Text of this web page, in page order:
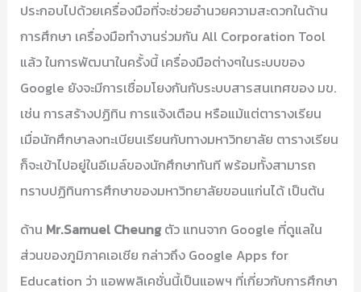
ประกอบไปด้วยเครื่องมือที่จะช่วยอำนวยความสะดวกในด้าน
การศึกษา เครื่องมือทำงานร่วมกัน All Corporation Tool
แล้ว ในการพัฒนาในครั้งนี้ เครื่องมือต่างๆในระบบของ
Google ยังจะมีการเชื่อมโยงกันกับระบบสารสนเทศของ มข.
เช่น การสร้างปฏิทิน การแจ้งเตือน หรือแม้แต่ตารางเรียน
เมื่อนักศึกษาลงทะเบียนเรียนกับทางมหาวิทยาลัย ตารางเรียน
ก็จะเข้าไปอยู่ในอีเมล์ของนักศึกษาทันที พร้อมทั้งสามารถ
ทราบปฏิทินการศึกษาของมหาวิทยาลัยขอนแก่นได้ เป็นต้น
ด้าน Mr.Samuel Cheung ตัว แทนจาก Google ที่ดูแลใน
ส่วนของภูมิภาคเอเชีย กล่าวถึง Google Apps for
Education ว่า แอพพลิเคชั่นนี้เป็นแอพฯ ที่เกี่ยวกับการศึกษา